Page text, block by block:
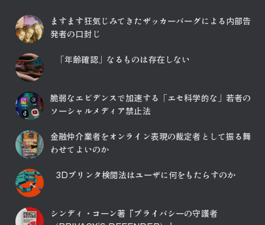
ますます狂気じみてきたザッカーバーグによる内部告
発者の口封じ
「年齢確認」なるものは存在しない
脆弱なエビデンスで加速する「エセ科学的な」若者の
ソーシャルメディア禁止法
金融仲介業者をオンライン表現の裁定者として振る舞
わせてよいのか
3Dプリンタ検閲法はユーザに何をもたらすのか
シンディ・コーン著『プライバシーの守護者